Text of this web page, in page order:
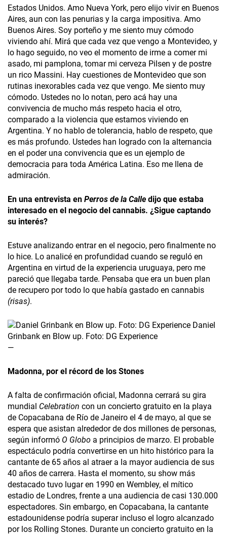
Estados Unidos. Amo Nueva York, pero elijo vivir en Buenos
Aires, aun con las penurias y la carga impositiva. Amo
Buenos Aires. Soy porteño y me siento muy cómodo
viviendo ahí. Mirá que cada vez que vengo a Montevideo, y
lo hago seguido, no veo el momento de irme a comer mi
asado, mi pamplona, tomar mi cerveza Pilsen y de postre
un rico Massini. Hay cuestiones de Montevideo que son
rutinas inexorables cada vez que vengo. Me siento muy
cómodo. Ustedes no lo notan, pero acá hay una
convivencia de mucho más respeto hacia el otro,
comparado a la violencia que estamos viviendo en
Argentina. Y no hablo de tolerancia, hablo de respeto, que
es más profundo. Ustedes han logrado con la alternancia
en el poder una convivencia que es un ejemplo de
democracia para toda América Latina. Eso me llena de
admiración.
En una entrevista en Perros de la Calle dijo que estaba
interesado en el negocio del cannabis­. ¿Sigue captando
su interés?
Estuve analizando entrar en el negocio, pero finalmente no
lo hice. Lo analicé en profundidad cuando se reguló en
Argentina en virtud de la experiencia uruguaya, pero me
pareció que llegaba tarde. Pensaba que era un buen plan
de recupero por todo lo que había gastado en cannabis
(risas).
Daniel
Grinbank en Blow up. Foto: DG Experience
—
Madonna, por el récord de los Stones
A falta de confirmación oficial, Madonna­ cerrará su gira
mundial Celebration ­ con un concierto gratuito en la playa
de Copacabana de Río de Janeiro el 4 de mayo, al que se
espera que asistan alrededor de dos millones de personas,
según informó O Globo a principios de marzo. El probable
espectáculo podría convertirse en un hito histórico para la
cantante de 65 años al atraer a la mayor audiencia de sus
40 años de carrera. Hasta el momento, su show más
destacado tuvo lugar en 1990 en Wembley, el mítico
estadio de Londres, frente a una audiencia de casi 130.000
espectadores. Sin embargo, en Copacabana, la cantante
estadounidense podría superar incluso el logro alcanzado
por los Rolling Stones. Durante un concierto gratuito en la